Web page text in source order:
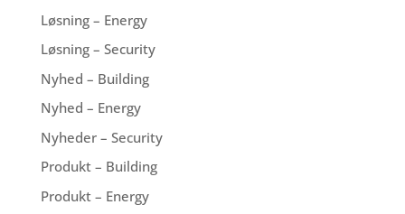
Løsning – Energy
Løsning – Security
Nyhed – Building
Nyhed – Energy
Nyheder – Security
Produkt – Building
Produkt – Energy